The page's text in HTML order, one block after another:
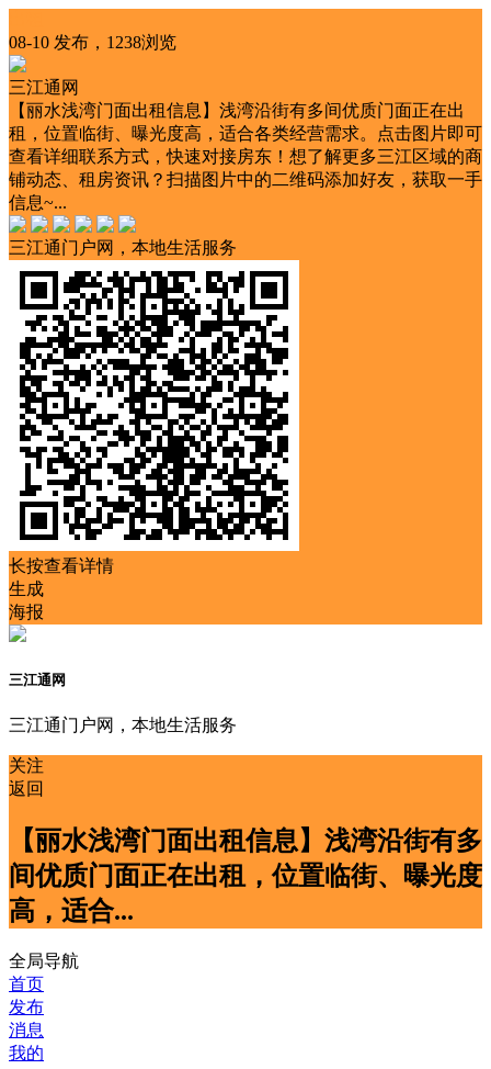
08-10 发布，1238浏览
三江通网
【丽水浅湾门面出租信息】浅湾沿街有多间优质门面正在出
租，位置临街、曝光度高，适合各类经营需求。点击图片即可
查看详细联系方式，快速对接房东！想了解更多三江区域的商
铺动态、租房资讯？扫描图片中的二维码添加好友，获取一手
信息~...
三江通门户网，本地生活服务
长按查看详情
生成
海报
三江通网
三江通门户网，本地生活服务
关注
返回
【丽水浅湾门面出租信息】浅湾沿街有多
间优质门面正在出租，位置临街、曝光度
高，适合...
全局导航
首页
发布
消息
我的